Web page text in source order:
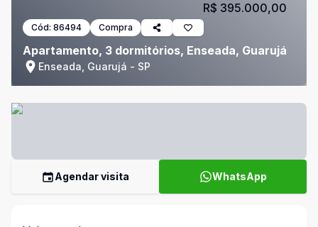
Cód: 86494 Compra
Apartamento, 3 dormitórios, Enseada, Guarujá
Enseada, Guarujá - SP
R$ 395.000,00
Agendar visita WhatsApp